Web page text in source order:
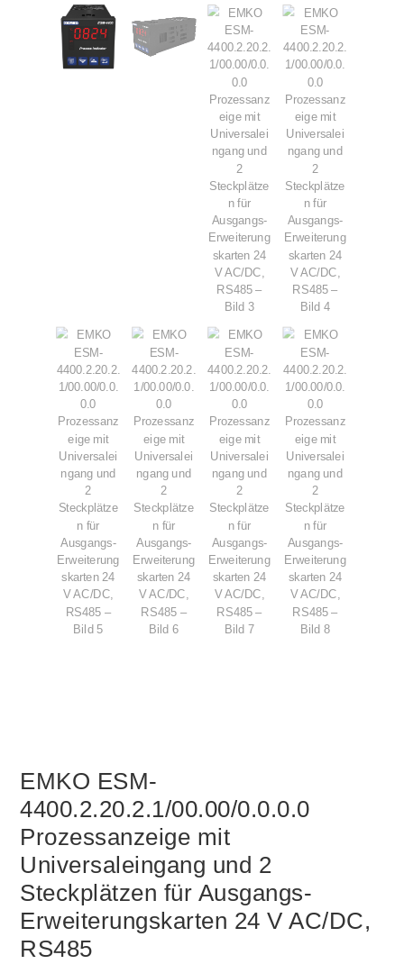
EMKO ESM-
4400.2.20.2.1/00.00/0.0.0.0
Prozessanzeige mit
Universaleingang und 2
Steckplätzen für Ausgangs-
Erweiterungskarten 24 V AC/DC,
RS485